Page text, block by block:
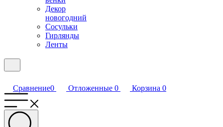
Декор
новогодний
Сосульки
Гирлянды
Ленты
Сравнение0 Отложенные 0 Корзина 0